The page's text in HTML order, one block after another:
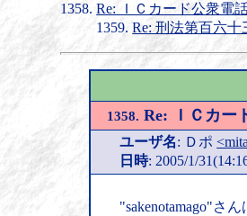
Re: ＩＣカード公衆電
Re: 刑法第百六十
1358. Re: ＩＣカー
ユーザ名: Ｄポ
日時: 2005/1/
"sakenotamago"さん